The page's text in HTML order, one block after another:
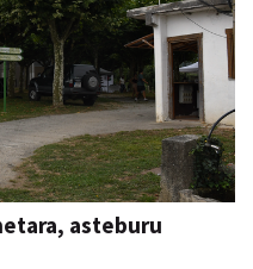
asteburu